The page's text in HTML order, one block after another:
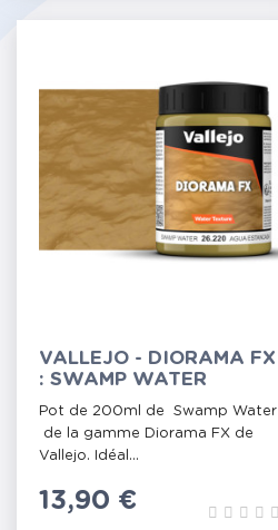
VALLEJO - DIORAMA FX
: SWAMP WATER
Pot de 200ml de Swamp Water
de la gamme Diorama FX de
Vallejo. Idéal...
Prix
13,90 €